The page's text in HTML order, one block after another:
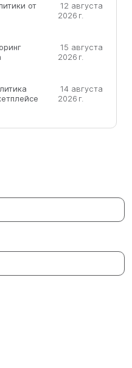
от
12 августа
2026 г.
15 августа
2026 г.
14 августа
2026 г.